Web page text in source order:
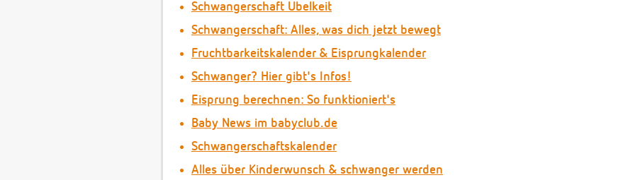
Schwangerschaft Übelkeit
Schwangerschaft: Alles, was dich jetzt bewegt
Fruchtbarkeitskalender & Eisprungkalender
Schwanger? Hier gibt's Infos!
Eisprung berechnen: So funktioniert's
Baby News im babyclub.de
Schwangerschaftskalender
Alles über Kinderwunsch & schwanger werden